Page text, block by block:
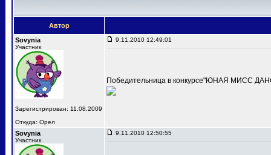
Автор
Sovynia
Участник
Зарегистрирован: 11.08.2009
Откуда: Орел
9.11.2010 12:49:01
Победительница в конкурсе"ЮНАЯ МИСС
Sovynia
Участник
9.11.2010 12:50:55